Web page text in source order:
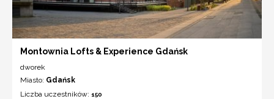
Montownia Lofts & Experience Gdańsk
dworek
Miasto: Gdańsk
Liczba uczestników: 150